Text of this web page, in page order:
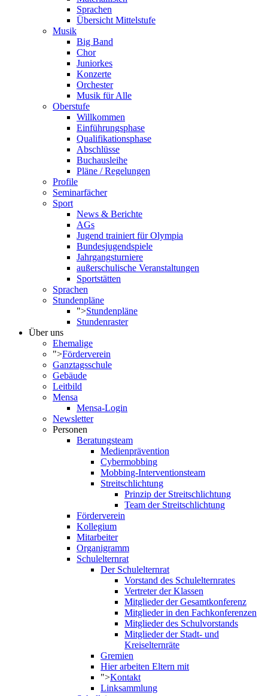
Sprachen
Übersicht Mittelstufe
Musik
Big Band
Chor
Juniorkes
Konzerte
Orchester
Musik für Alle
Oberstufe
Willkommen
Einführungsphase
Qualifikationsphase
Abschlüsse
Buchausleihe
Pläne / Regelungen
Profile
Seminarfächer
Sport
News & Berichte
AGs
Jugend trainiert für Olympia
Bundesjugendspiele
Jahrgangsturniere
außerschulische Veranstaltungen
Sportstätten
Sprachen
Stundenpläne
">Stundenpläne
Stundenraster
Über uns
Ehemalige
">Förderverein
Ganztagsschule
Gebäude
Leitbild
Mensa
Mensa-Login
Newsletter
Personen
Beratungsteam
Medienprävention
Cybermobbing
Mobbing-Interventionsteam
Streitschlichtung
Prinzip der Streitschlichtung
Team der Streitschlichtung
Förderverein
Kollegium
Mitarbeiter
Organigramm
Schulelternrat
Der Schulelternrat
Vorstand des Schulelternrates
Vertreter der Klassen
Mitglieder der Gesamtkonferenz
Mitglieder in den Fachkonferenzen
Mitglieder des Schulvorstands
Mitglieder der Stadt- und
Kreiselternräte
Gremien
Hier arbeiten Eltern mit
">Kontakt
Linksammlung